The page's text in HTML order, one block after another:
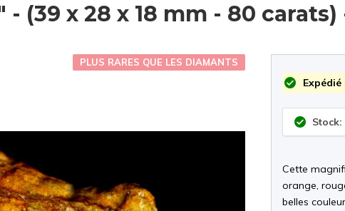
- (39 x 28 x 18 mm - 80 carats)
PLUS RARES QUE LES DIAMANTS
Expédié
Stock:
Cette
orange,
belles